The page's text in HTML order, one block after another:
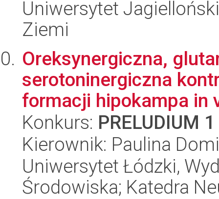
Uniwersytet
Ziemi
Oreksynergiczna,
serotoninergiczna
formacji hipokampa in
Konkurs: PRELUDIUM 1
Kierownik: Paulina
Uniwersytet Łódzki,
Środowiska; Katedra